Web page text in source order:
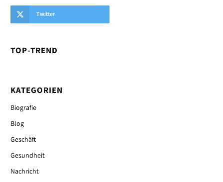
Twitter
TOP-TREND
KATEGORIEN
Biografie
Blog
Geschäft
Gesundheit
Nachricht